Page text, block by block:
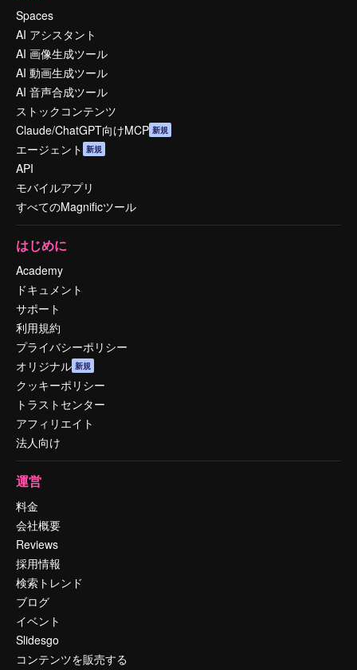
Spaces
AI アシスタント
AI 画像生成ツール
AI 動画生成ツール
AI 音声合成ツール
ストックコンテンツ
Claude/ChatGPT向けMCP 新規
エージェント 新規
API
モバイルアプリ
すべてのMagnificツール
はじめに
Academy
ドキュメント
サポート
利用規約
プライバシーポリシー
オリジナル 新規
クッキーポリシー
トラストセンター
アフィリエイト
法人向け
運営
料金
会社概要
Reviews
採用情報
検索トレンド
ブログ
イベント
Slidesgo
コンテンツを販売する